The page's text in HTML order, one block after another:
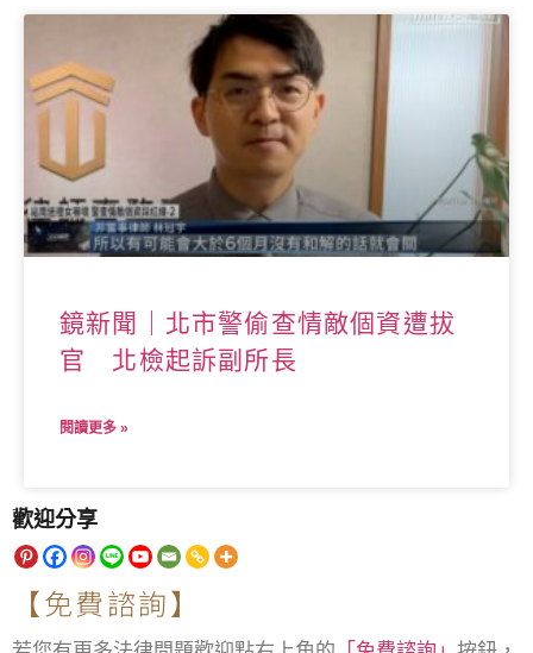
鏡新聞｜北市警偷查情敵個資遭拔
官 北檢起訴副所長
閱讀更多 »
歡迎分享
【免費諮詢】